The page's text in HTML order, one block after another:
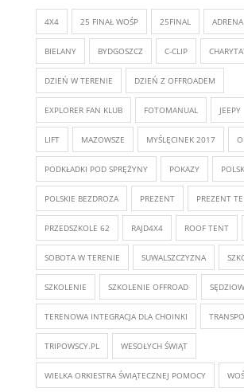
4X4 25 FINAŁ WOŚP 25FINAL
BIELANY BYDGOSZCZ C-CLIP
DZIEŃ W TERENIE DZIEŃ Z OFFROADEM
EXPLORER FAN KLUB FOTOMANUAL JEEPY
LIFT MAZOWSZE MYŚLĘCINEK 2017
PODKŁADKI POD SPRĘŻYNY POKAZY
POLSKIE BEZDROZA PREZENT PREZENT
PRZEDSZKOLE 62 RAJD4X4 ROOF TENT
SOBOTA W TERENIE SUWALSZCZYZNA
SZKOLENIE SZKOLENIE OFFROAD
TERENOWA INTEGRACJA DLA CHOINKI
TRIPOWSCY.PL WESOŁYCH ŚWIĄT
WIELKA ORKIESTRA ŚWIĄTECZNEJ POMOCY